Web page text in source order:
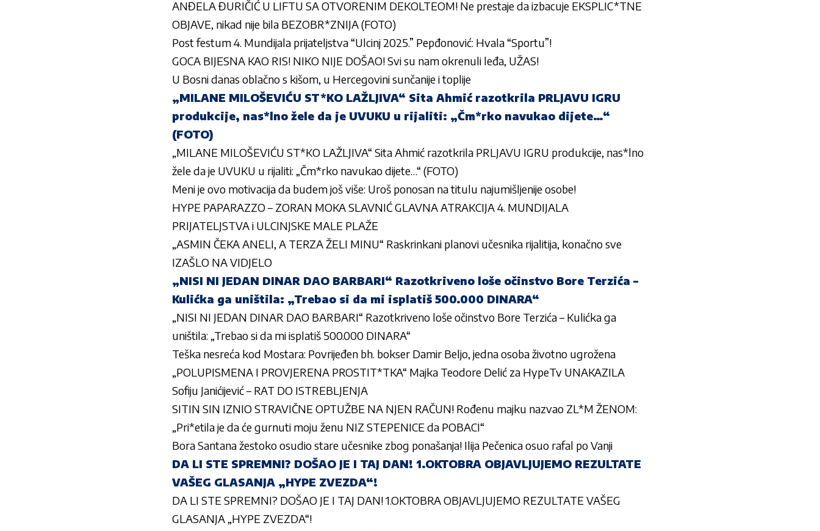
ANĐELA ĐURIČIĆ U LIFTU SA OTVORENIM DEKOLTEOM! Ne prestaje da izbacuje EKSPLIC*TNE
OBJAVE, nikad nije bila BEZOBR*ZNIJA (FOTO)
Post festum 4. Mundijala prijateljstva “Ulcinj 2025.” Pepđonović: Hvala “Sportu”!
GOCA BIJESNA KAO RIS! NIKO NIJE DOŠAO! Svi su nam okrenuli leđa, UŽAS!
U Bosni danas oblačno s kišom, u Hercegovini sunčanije i toplije
„MILANE MILOŠEVIĆU ST*KO LAŽLJIVA“ Sita Ahmić razotkrila PRLJAVU IGRU
produkcije, nas*lno žele da je UVUKU u rijaliti: „Čm*rko navukao dijete…“
(FOTO)
„MILANE MILOŠEVIĆU ST*KO LAŽLJIVA“ Sita Ahmić razotkrila PRLJAVU IGRU produkcije, nas*lno
žele da je UVUKU u rijaliti: „Čm*rko navukao dijete…“ (FOTO)
Meni je ovo motivacija da budem još više: Uroš ponosan na titulu najumišljenije osobe!
HYPE PAPARAZZO – ZORAN MOKA SLAVNIĆ GLAVNA ATRAKCIJA 4. MUNDIJALA
PRIJATELJSTVA i ULCINJSKE MALE PLAŽE
„ASMIN ČEKA ANELI, A TERZA ŽELI MINU“ Raskrinkani planovi učesnika rijalitija, konačno sve
IZAŠLO NA VIDJELO
„NISI NI JEDAN DINAR DAO BARBARI“ Razotkriveno loše očinstvo Bore Terzića –
Kulićka ga uništila: „Trebao si da mi isplatiš 500.000 DINARA“
„NISI NI JEDAN DINAR DAO BARBARI“ Razotkriveno loše očinstvo Bore Terzića – Kulićka ga
uništila: „Trebao si da mi isplatiš 500.000 DINARA“
Teška nesreća kod Mostara: Povrijeđen bh. bokser Damir Beljo, jedna osoba životno ugrožena
„POLUPISMENA I PROVJERENA PROSTIT*TKA“ Majka Teodore Delić za HypeTv UNAKAZILA
Sofiju Janićijević – RAT DO ISTREBLJENJA
SITIN SIN IZNIO STRAVIČNE OPTUŽBE NA NJEN RAČUN! Rođenu majku nazvao ZL*M ŽENOM:
„Pri*etila je da će gurnuti moju ženu NIZ STEPENICE da POBACI“
Bora Santana žestoko osudio stare učesnike zbog ponašanja! Ilija Pečenica osuo rafal po Vanji
DA LI STE SPREMNI? DOŠAO JE I TAJ DAN! 1.OKTOBRA OBJAVLJUJEMO REZULTATE
VAŠEG GLASANJA „HYPE ZVEZDA“!
DA LI STE SPREMNI? DOŠAO JE I TAJ DAN! 1.OKTOBRA OBJAVLJUJEMO REZULTATE VAŠEG
GLASANJA „HYPE ZVEZDA“!